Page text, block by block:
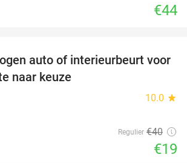
€44
53%
auto of interieurbeurt voor
naar keuze
10.0 star
Regulier €40
€19